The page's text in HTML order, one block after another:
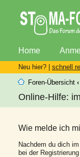
Home
Neu hier? | schnell
Foren-Übersicht ‹
Online-Hilfe:
Wie melde ich
Nachdem du dich
bei der